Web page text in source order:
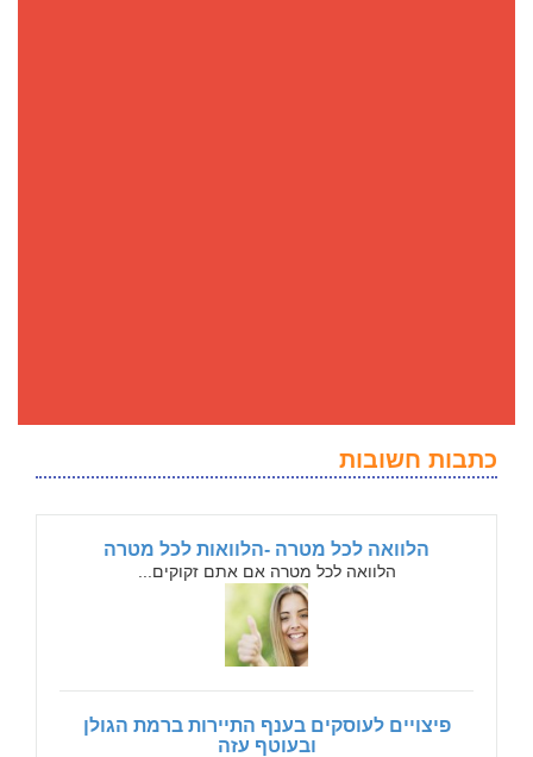
כתבות חשובות
הלוואה לכל מטרה -הלוואות לכל מטרה
הלוואה לכל מטרה אם אתם זקוקים...
פיצויים לעוסקים בענף התיירות ברמת הגולן
ובעוטף עזה